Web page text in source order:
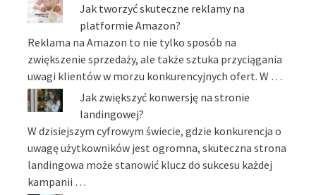
Jak tworzyć skuteczne reklamy na
platformie Amazon?
Reklama na Amazon to nie tylko sposób na
zwiększenie sprzedaży, ale także sztuka przyciągania
uwagi klientów w morzu konkurencyjnych ofert. W …
Jak zwiększyć konwersję na stronie
landingowej?
W dzisiejszym cyfrowym świecie, gdzie konkurencja o
uwagę użytkowników jest ogromna, skuteczna strona
landingowa może stanowić klucz do sukcesu każdej
kampanii …